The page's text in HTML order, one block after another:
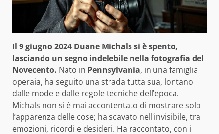
Il 9 giugno 2024 Duane Michals si è spento,
lasciando un segno indelebile nella fotografia del
Novecento. Nato in Pennsylvania, in una famiglia
operaia, ha seguito una strada tutta sua, lontano
dalle mode e dalle regole tecniche dell’epoca.
Michals non si è mai accontentato di mostrare solo
l’apparenza delle cose; ha scavato nell’invisibile, tra
emozioni, ricordi e desideri. Ha raccontato, con i